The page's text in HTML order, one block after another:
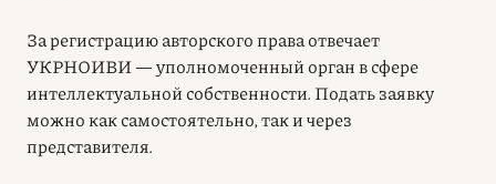
За регистрацию авторского права отвечает
УКРНОИВИ — уполномоченный орган в сфере
интеллектуальной собственности. Подать заявку
можно как самостоятельно, так и через
представителя.